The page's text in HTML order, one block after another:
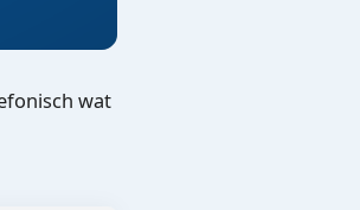
wat